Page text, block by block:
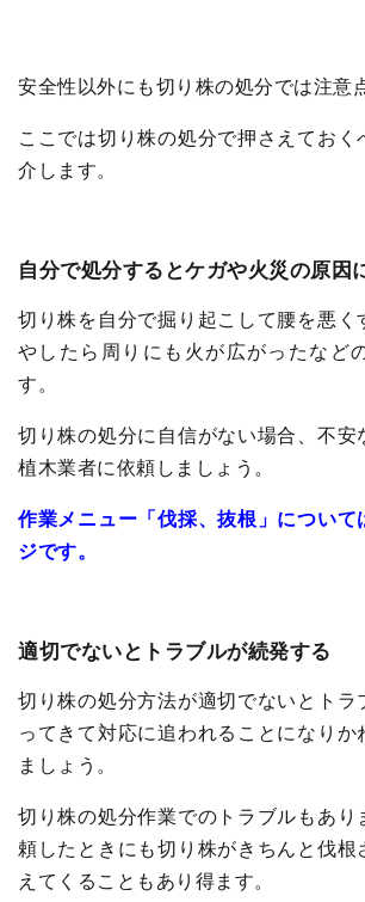
安全性以外にも切り株の処分では注意
ここでは切り株の処分で押さえておく
介します。
自分で処分するとケガや火災の原因
切り株を自分で掘り起こして腰を悪く
やしたら周りにも火が広がったなど
す。
切り株の処分に自信がない場合、不安
植木業者に依頼しましょう。
作業メニュー「伐採、抜根」について
ジです。
適切でないとトラブルが続発する
切り株の処分方法が適切でないとトラ
ってきて対応に追われることになりか
ましょう。
切り株の処分作業でのトラブルもあり
頼したときにも切り株がきちんと伐根
えてくることもあり得ます。